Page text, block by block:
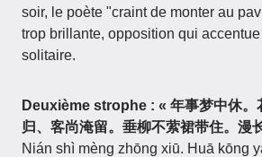
soir, le poète "craint de monter au
trop brillante, opposition qui
solitaire.
Deuxième strophe : « 年事梦中休。
归、客尚淹留。垂柳不萦裙带住。漫
Nián shì mèng zhōng xiū. Huā kōng